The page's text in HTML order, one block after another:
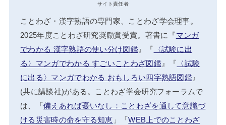
サイト責任者
ことわざ・漢字熟語の専門家、ことわざ学会理事。
2025年度ことわざ研究奨励賞受賞。著書に『マンガ
でわかる 漢字熟語の使い分け図鑑』『 〈試験に出
る〉マンガでわかる すごいことわざ図鑑』『 〈試験
に出る〉マンガでわかる おもしろい四字熟語図鑑』
(共に講談社)がある。ことわざ学会研究フォーラムで
は、「備えあれば憂いなし：ことわざを通して意識づ
ける災害時の命を守る知恵 」「WEB上でのことわざ